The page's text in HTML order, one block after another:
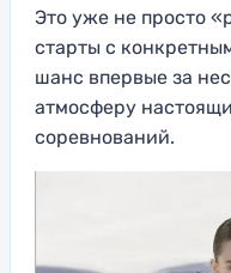
Это уже не просто
старты с
шанс впервые за
атмосферу
соревнований.